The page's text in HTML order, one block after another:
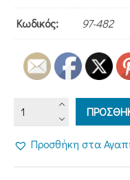
Κωδικός: 97-482
ΘΕΛΕΙΣ
ΖΗΣΕΙΣΠροσθήκη στα